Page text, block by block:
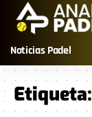
Noticias Padel
Etiqueta: